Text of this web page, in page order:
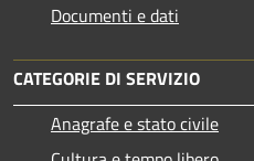
Documenti e dati
CATEGORIE DI SERVIZIO
Anagrafe e stato civile